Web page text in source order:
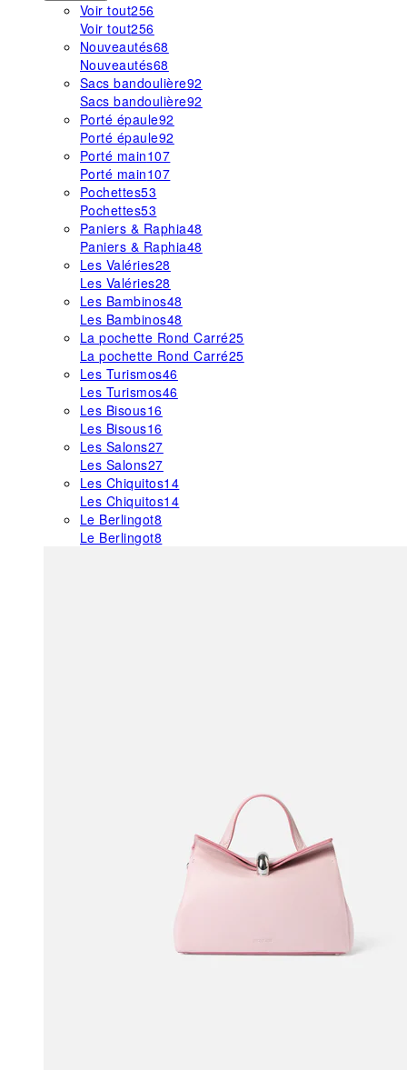
Voir tout256
Voir tout256
Nouveautés68
Nouveautés68
Sacs bandoulière92
Sacs bandoulière92
Porté épaule92
Porté épaule92
Porté main107
Porté main107
Pochettes53
Pochettes53
Paniers & Raphia48
Paniers & Raphia48
Les Valéries28
Les Valéries28
Les Bambinos48
Les Bambinos48
La pochette Rond Carré25
La pochette Rond Carré25
Les Turismos46
Les Turismos46
Les Bisous16
Les Bisous16
Les Salons27
Les Salons27
Les Chiquitos14
Les Chiquitos14
Le Berlingot8
Le Berlingot8